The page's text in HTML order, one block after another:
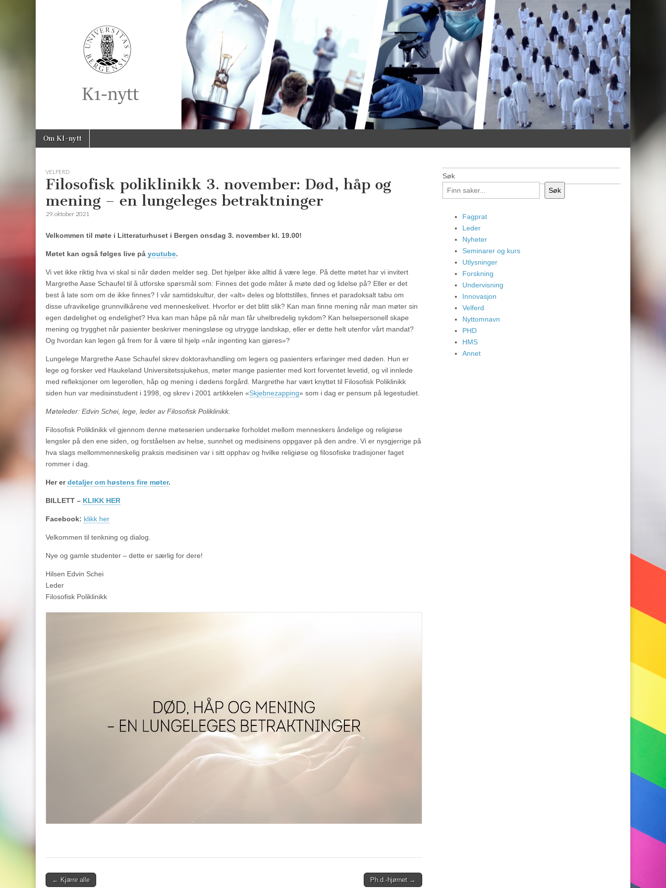
K1-
Nytt
Main
menu
Skip
Om K1-nytt
VELFERD
Filosofisk poliklinikk 3. november: Død, håp og
mening – en lungeleges betraktninger
29. oktober 2021
Velkommen til møte i Litteraturhuset i Bergen onsdag 3. november kl. 19.00!
Møtet kan også følges live på youtube.
Vi vet ikke riktig hva vi skal si når døden melder seg. Det hjelper ikke alltid å være lege. På dette møtet har vi invitert
Margrethe Aase Schaufel til å utforske spørsmål som: Finnes det gode måter å møte død og lidelse på? Eller er det
best å late som om de ikke finnes? I vår samtidskultur, der «alt» deles og blottstilles, finnes et paradoksalt tabu om
disse ufravikelige grunnvilkårene ved menneskelivet. Hvorfor er det blitt slik? Kan man finne mening når man møter sin
egen dødelighet og endelighet? Hva kan man håpe på når man får uhelbredelig sykdom? Kan helsepersonell skape
mening og trygghet når pasienter beskriver meningsløse og utrygge landskap, eller er dette helt utenfor vårt mandat?
Og hvordan kan legen gå frem for å være til hjelp «når ingenting kan gjøres»?
Lungelege Margrethe Aase Schaufel skrev doktoravhandling om legers og pasienters erfaringer med døden. Hun er
lege og forsker ved Haukeland Universitetssjukehus, møter mange pasienter med kort forventet levetid, og vil innlede
med refleksjoner om legerollen, håp og mening i dødens forgård. Margrethe har vært knyttet til Filosofisk Poliklinikk
siden hun var medisinstudent i 1998, og skrev i 2001 artikkelen «Skjebnezapping» som i dag er pensum på legestudiet.
Møteleder: Edvin Schei, lege, leder av Filosofisk Poliklinikk.
Filosofisk Poliklinikk vil gjennom denne møteserien undersøke forholdet mellom menneskers åndelige og religiøse
lengsler på den ene siden, og forståelsen av helse, sunnhet og medisinens oppgaver på den andre. Vi er nysgjerrige på
hva slags mellommenneskelig praksis medisinen var i sitt opphav og hvilke religiøse og filosofiske tradisjoner faget
rommer i dag.
Her erdetaljer om høstens fire møter.
BILLETT – KLIKK HER
Facebook: klikk her
Velkommen til tenkning og dialog.
Nye og gamle studenter – dette er særlig for dere!
Hilsen Edvin Schei
Leder
Filosofisk Poliklinikk
Post
← Kjære alle Ph.d.-hjørnet →
Søk
Søk
Fagprat
Leder
Nyheter
Seminarer og kurs
Utlysninger
Forskning
Undervisning
Innovasjon
Velferd
Nyttomnavn
PHD
HMS
Annet